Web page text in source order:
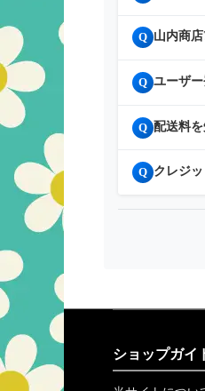
Q 山内商
Q ユーザ
Q 配送料
Q クレジ
ショップガイ